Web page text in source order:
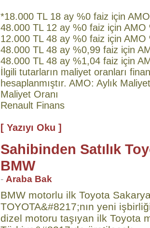
*18.000 TL 18 ay %0 faiz için
48.000 TL 12 ay %0 faiz için
12.000 TL 48 ay %0 faiz için
48.000 TL 48 ay %0,99 faiz için
48.000 TL 48 ay %1,04 faiz için
İlgili tutarların maliyet oranları
hesaplanmıştır. AMO: Aylık
Maliyet Oranı
Renault Finans
[ Yazıyı Oku ]
Sahibinden Satılık
BMW
- Araba Bak
BMW motorlu ilk Toyota
TOYOTA&#8217;nın yeni
dizel motoru taşıyan ilk Toyota